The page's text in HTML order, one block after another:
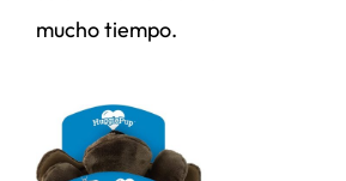
mucho tiempo.